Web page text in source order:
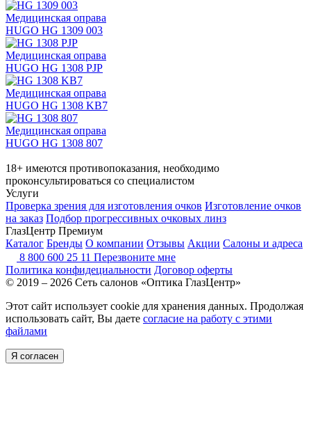
Медицинская оправа
HUGO HG 1309 003
Медицинская оправа
HUGO HG 1308 PJP
Медицинская оправа
HUGO HG 1308 KB7
Медицинская оправа
HUGO HG 1308 807
18+ имеются противопоказания, необходимо
проконсультироваться со специалистом
Услуги
Проверка зрения для изготовления очков Изготовление очков
на заказ Подбор прогрессивных очковых линз
ГлазЦентр Премиум
Каталог Бренды О компании Отзывы Акции Салоны и адреса
8 800 600 25 11 Перезвоните мне
Политика конфидециальности Договор оферты
© 2019 – 2026 Сеть салонов «Оптика ГлазЦентр»
Этот сайт использует cookie для хранения данных. Продолжая
использовать сайт, Вы даете согласие на работу с этими
файлами
Я согласен